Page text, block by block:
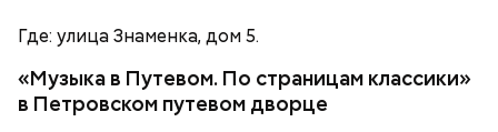
Где: улица Знаменка, дом 5.
«Музыка в Путевом. По страницам классики»
в Петровском путевом дворце